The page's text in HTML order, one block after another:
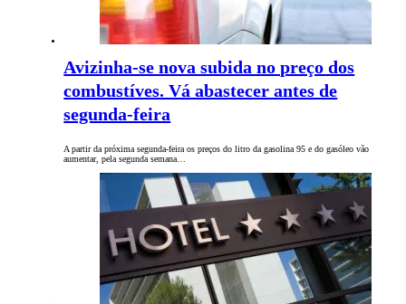
Avizinha-se nova subida no preço dos
combustíves. Vá abastecer antes de
segunda-feira
A partir da próxima segunda-feira os preços do litro da gasolina 95 e do gasóleo vão
aumentar, pela segunda semana…